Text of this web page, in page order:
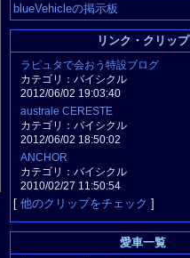
blueVehicleの掲示板
リンク・クリップ
ラピュタで会おう特設ブログ
カテゴリ：バイシクル
2012/06/02 19:03:40
australe CERESTE
カテゴリ：バイシクル
2012/06/02 18:50:02
ANCHOR
カテゴリ：バイシクル
2010/02/27 11:50:54
[ 他のクリップをチェック ]
愛車一覧